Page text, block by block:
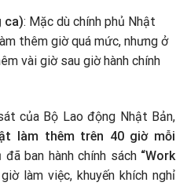
ca): Mặc dù chính phủ Nhật
thêm giờ quá mức, nhưng ở
vài giờ sau giờ hành chính
của Bộ Lao động Nhật Bản,
làm thêm trên 40 giờ mỗi
đã ban hành chính sách “Work
làm việc, khuyến khích nghỉ